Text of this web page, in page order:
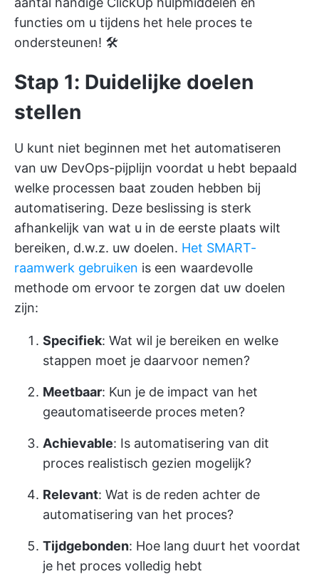
functies om u tijdens het hele proces te
ondersteunen! 🛠️
Stap 1: Duidelijke doelen
stellen
U kunt niet beginnen met het automatiseren
van uw DevOps-pijplijn voordat u hebt bepaald
welke processen baat zouden hebben bij
automatisering. Deze beslissing is sterk
afhankelijk van wat u in de eerste plaats wilt
bereiken, d.w.z. uw doelen. Het SMART-
raamwerk gebruiken is een waardevolle
methode om ervoor te zorgen dat uw doelen
zijn:
Specifiek: Wat wil je bereiken en welke
stappen moet je daarvoor nemen?
Meetbaar: Kun je de impact van het
geautomatiseerde proces meten?
Achievable: Is automatisering van dit
proces realistisch gezien mogelijk?
Relevant: Wat is de reden achter de
automatisering van het proces?
Tijdgebonden: Hoe lang duurt het voordat
je het proces volledig hebt